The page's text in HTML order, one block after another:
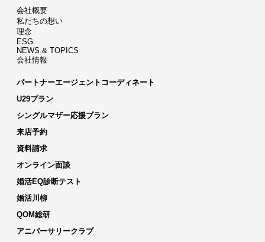
会社概要
私たちの想い
理念
ESG
NEWS & TOPICS
会社情報
パートナーエージェントコーディネート
U29プラン
シングルマザー応援プラン
来店予約
資料請求
オンライン面談
婚活EQ診断テスト
婚活川柳
QOM総研
アニバーサリークラブ